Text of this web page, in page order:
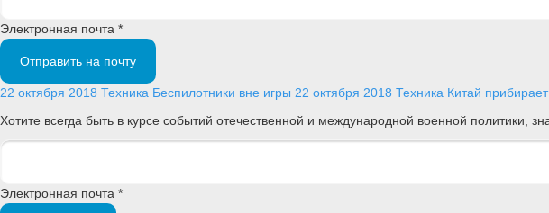
Электронная почта *
Отправить на почту
22 октября 2018 Техника Беспилотники вне игры 22 октября 2018 Техника Китай
Хотите всегда быть в курсе событий отечественной и международной военной
Электронная почта *